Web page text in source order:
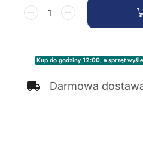
Kup do godziny 12:00, a sprzęt
Darmowa